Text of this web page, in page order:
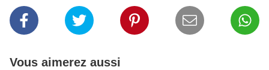
Vous aimerez aussi